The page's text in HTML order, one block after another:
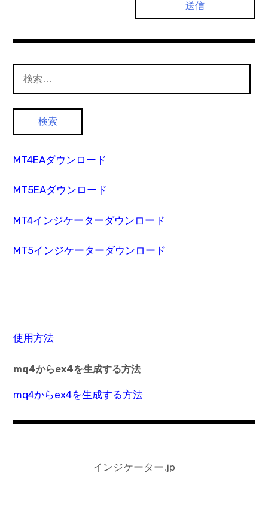
索:
MT4EAダウンロード
MT5EAダウンロード
MT4インジケーターダウンロード
MT5インジケーターダウンロード
使用方法
mq4からex4を生成する方法
mq4からex4を生成する方法
インジケーター.jp